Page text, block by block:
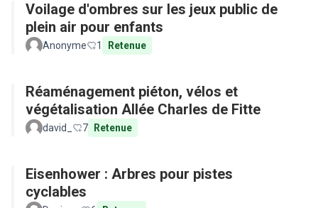
Voilage d'ombres sur les jeux public de
plein air pour enfants
Anonyme 1 Retenue
Réaménagement piéton, vélos et
végétalisation Allée Charles de Fitte
david_ 7 Retenue
Eisenhower : Arbres pour pistes
cyclables